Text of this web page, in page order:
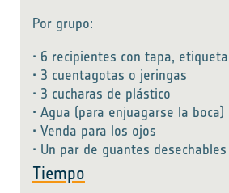
Por grupo:
• 6 recipientes con tapa,
• 3 cuentagotas o jeringas
• 3 cucharas de plástico
• Agua (para enjuagarse la boca)
• Venda para los ojos
• Un par de guantes
Tiempo